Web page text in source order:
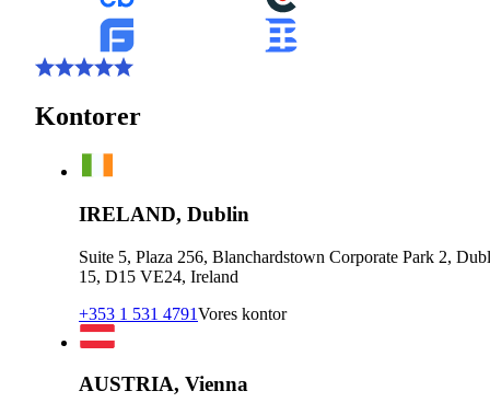
Kontorer
IRELAND, Dublin
Suite 5, Plaza 256, Blanchardstown Corporate Park 2,
15, D15 VE24, Ireland
+353 1 531 4791Vores kontor
AUSTRIA, Vienna